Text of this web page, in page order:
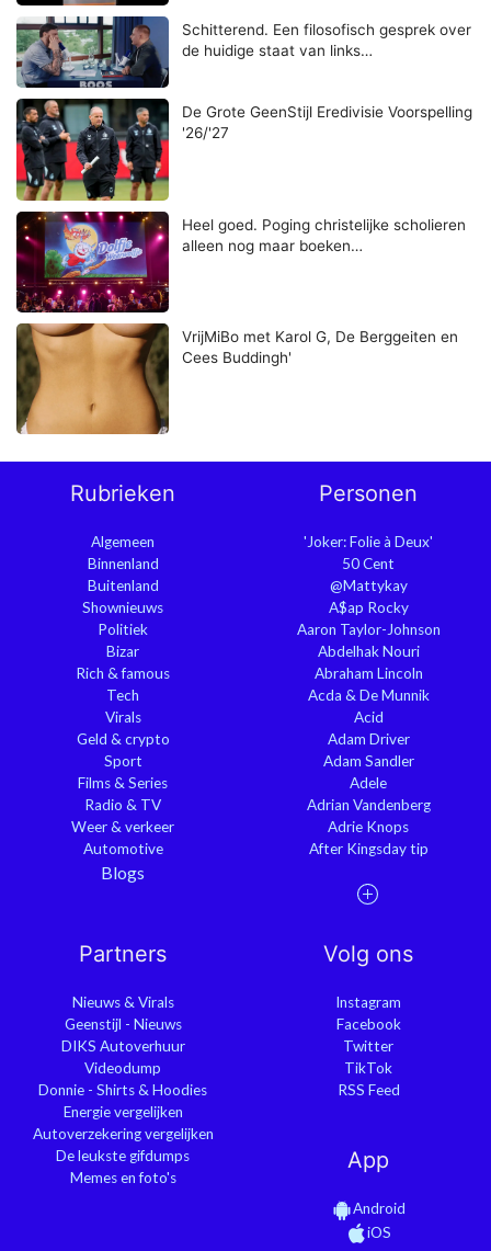
Schitterend. Een filosofisch gesprek over
de huidige staat van links…
De Grote GeenStijl Eredivisie Voorspelling
'26/'27
Heel goed. Poging christelijke scholieren
alleen nog maar boeken…
VrijMiBo met Karol G, De Berggeiten en
Cees Buddingh'
Rubrieken
Algemeen
Binnenland
Buitenland
Shownieuws
Politiek
Bizar
Rich & famous
Tech
Virals
Geld & crypto
Sport
Films & Series
Radio & TV
Weer & verkeer
Automotive
Blogs
Personen
'Joker: Folie à Deux'
50 Cent
@Mattykay
A$ap Rocky
Aaron Taylor-Johnson
Abdelhak Nouri
Abraham Lincoln
Acda & De Munnik
Acid
Adam Driver
Adam Sandler
Adele
Adrian Vandenberg
Adrie Knops
After Kingsday tip
Partners
Nieuws & Virals
Geenstijl - Nieuws
DIKS Autoverhuur
Videodump
Donnie - Shirts & Hoodies
Energie vergelijken
Autoverzekering vergelijken
De leukste gifdumps
Memes en foto's
Volg ons
Instagram
Facebook
Twitter
TikTok
RSS Feed
App
Android
iOS